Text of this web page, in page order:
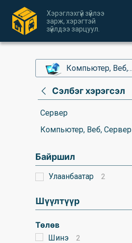
Хэрэглэхгүй зүйлээ
зарж, хэрэгтэй
зүйлдээ зарцуул.
Компьютер, Веб,
Сервер
Сэлбэг хэрэгсэл
Сервер
Компьютер, Веб, Сервер
Байршил
Улаанбаатар 2
Шүүлтүүр
Төлөв
Шинэ 2